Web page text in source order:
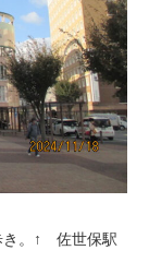
き。↑ 佐世保駅